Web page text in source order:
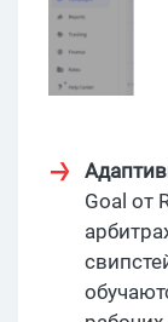
Goal от